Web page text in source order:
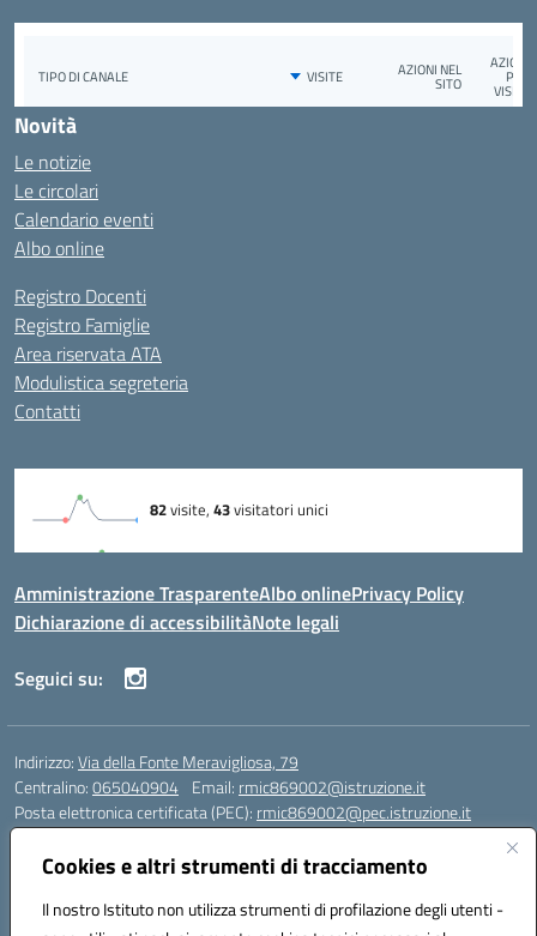
Cookies e altri strumenti di tracciamento
Il nostro Istituto non utilizza strumenti di profilazione degli utenti -
Novità
Le notizie
Le circolari
Calendario eventi
Albo online
Registro Docenti
Registro Famiglie
Area riservata ATA
Modulistica segreteria
Contatti
Amministrazione TrasparenteAlbo onlinePrivacy Policy
Dichiarazione di accessibilitàNote legali
Seguici su:
Indirizzo:Via della Fonte Meravigliosa, 79
Centralino:065040904 Email: rmic869002@istruzione.it
Posta elettronica certificata (PEC): rmic869002@pec.istruzione.it
Codice fiscale: 97197090588
Codice meccanografico: RMIC869002
Codice Indice delle Pubbliche Amministrazioni (IPA): istsc_rmic869002